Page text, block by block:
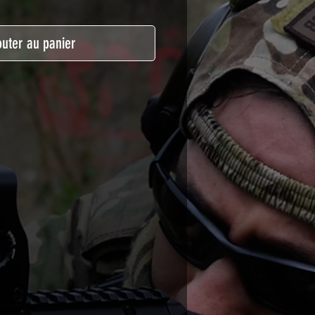
au panier